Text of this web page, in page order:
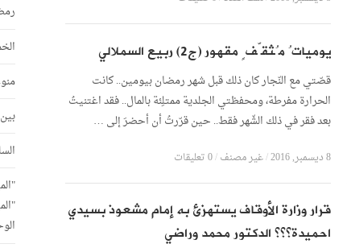
يومياتُ مُثقّفٍ مقهور (ج2) ربيع السملالي
قصّتي مع النّجار كان ذلك قبل شهر رمضان بيومين.. كانت
الحرارة مفرطة، ومحفظتي الجلدية ممتلِئة بالمال.. فقد اغتنيتُ
بعد فقر في ذلك الشّهر فقط.. حين قرّرتُ أن أحضرَ إلى …
8 ديسمبر, 2016 /غير مصنف/0 تعليقات
قرار وزارة الأوقاف يستهزئ به إمام مشعوذ بسيدي
احميدة؟؟؟ الدكتور محمد وراضي